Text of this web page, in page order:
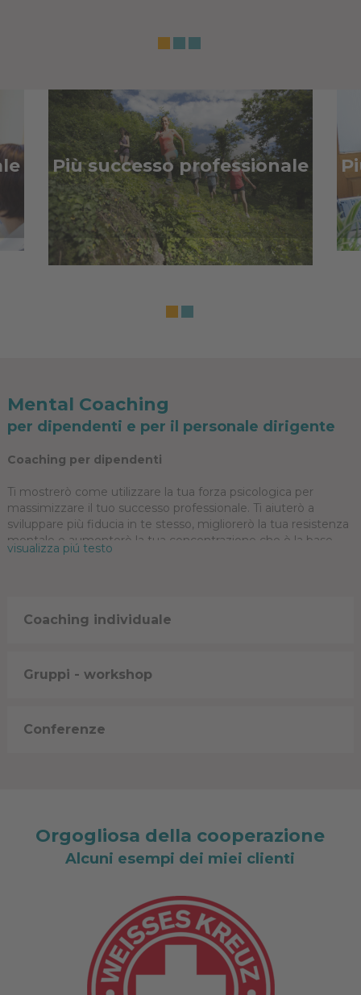
Più successo professionale
Mental Coaching
per dipendenti e per il personale dirigente
Coaching per dipendenti
Ti mostrerò come utilizzare la tua forza psicologica per
massimizzare il tuo successo professionale. Ti aiuterò a
sviluppare più fiducia in te stesso, migliorerò la tua resistenza
mentale e aumenterò la tua concentrazione che è la base
per avvicinarti ai tuoi obiettivi professionali.
Lavoreremo specificamente sul tuo stile di leadership, sulla
Ti aiuterò ad influenzare i tuoi pensieri e la tua percezione per
poter risolvere problemi, sviluppare visioni, raggiungere i tuoi
visualizza piú testo
Coaching individuale
Gruppi - workshop
Conferenze
Orgogliosa della cooperazione
Alcuni esempi dei miei clienti